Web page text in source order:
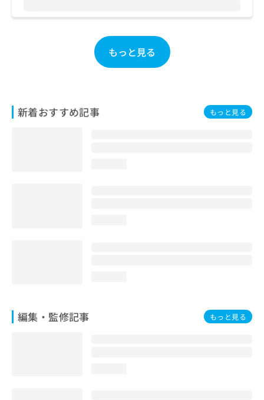
もっと見る
新着おすすめ記事 もっと見る
編集・監修記事 もっと見る
問
ら